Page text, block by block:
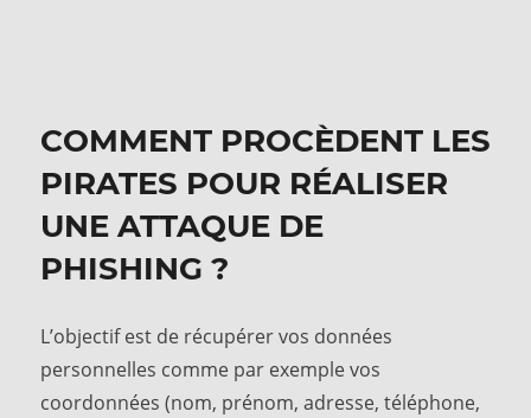
COMMENT PROCÈDENT LES
PIRATES POUR RÉALISER
UNE ATTAQUE DE
PHISHING ?
L’objectif est de récupérer vos données
personnelles comme par exemple vos
coordonnées (nom, prénom, adresse, téléphone,